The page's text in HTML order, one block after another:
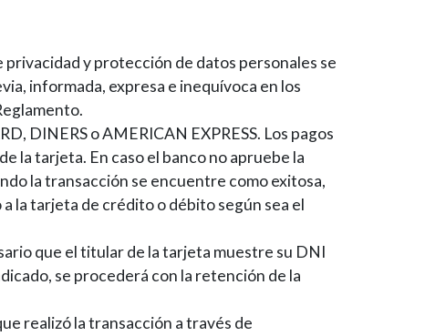
privacidad y protección de datos personales se
informada, expresa e inequívoca en los
DINERS o AMERICAN EXPRESS. Los pagos
la tarjeta. En caso el banco no apruebe la
la transacción se encuentre como exitosa,
la tarjeta de crédito o débito según sea el
que el titular de la tarjeta muestre su DNI
se procederá con la retención de la
realizó la transacción a través de